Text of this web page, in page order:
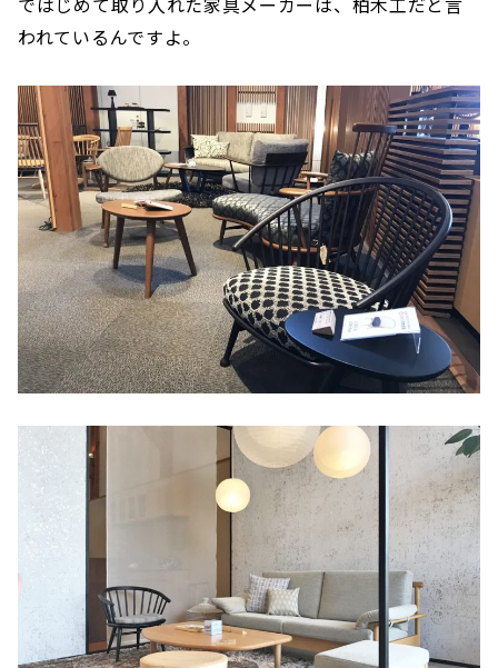
われているんですよ。